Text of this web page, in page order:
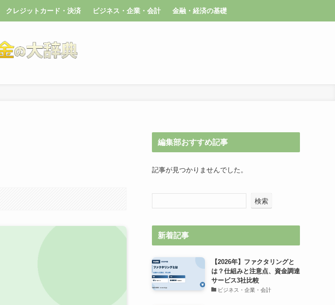
クレジットカード・決済 ビジネス・企業・会計 金融・経済の基礎
編集部おすすめ記事
記事が見つかりませんでした。
検索
新着記事
【2026年】ファクタリングと
は？仕組みと注意点、資金調達
サービス3社比較
ビジネス・企業・会計